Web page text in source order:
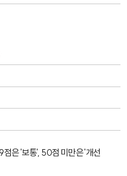
은 '보통', 50점 미만은 '개선